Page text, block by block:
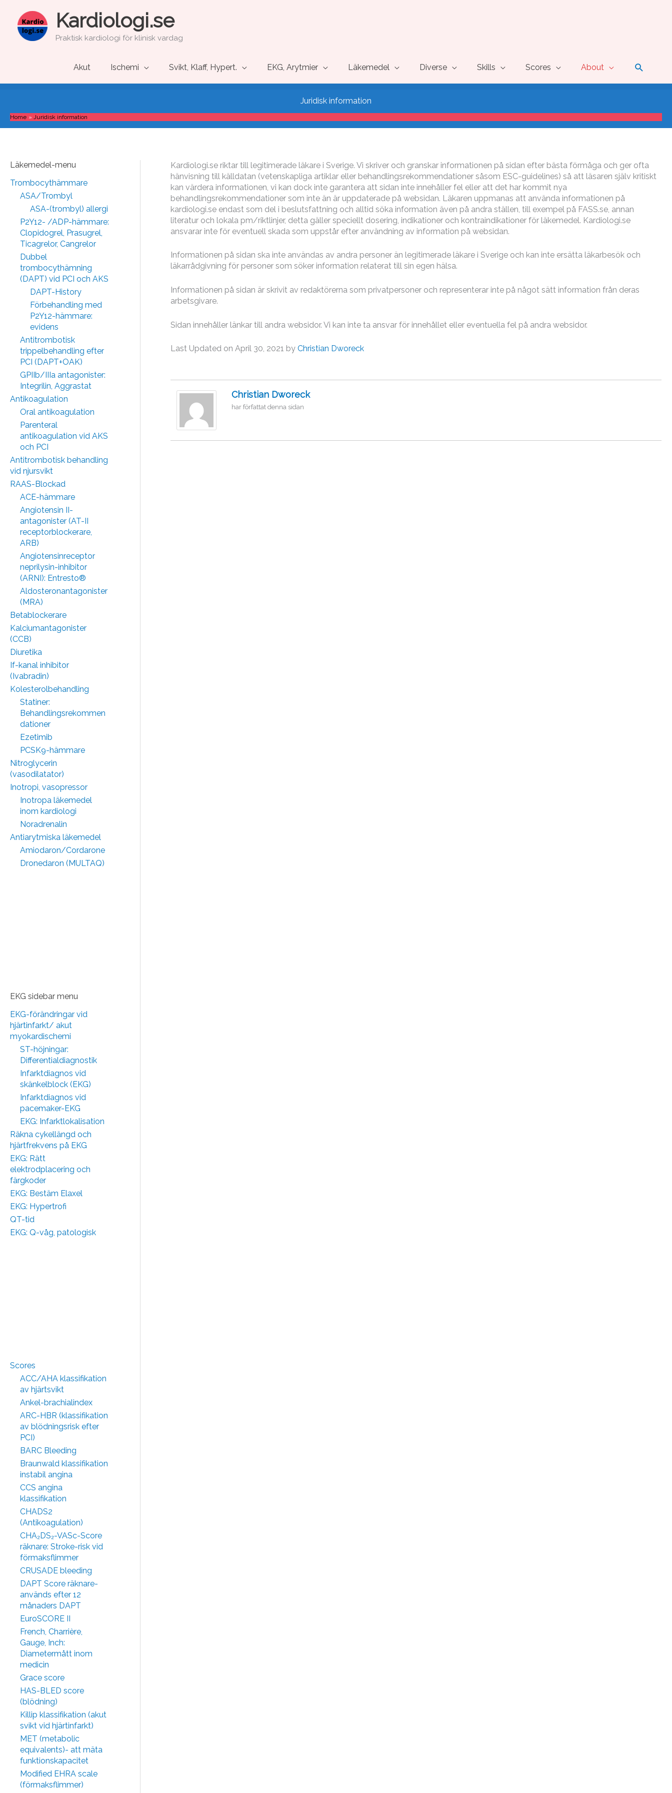
content
Kardiologi.se
Praktisk kardiologi för klinisk vardag
Akut Ischemi Svikt, Klaff, Hypert. EKG, Arytmier Läkemedel Diverse Skills Scores About Search
Juridisk information
Home Juridisk information
Läkemedel-menu
Trombocythämmare
ASA/Trombyl
ASA-(trombyl) allergi
P2Y12- /ADP-hämmare:
Clopidogrel, Prasugrel,
Ticagrelor, Cangrelor
Dubbel
trombocythämning
(DAPT) vid PCI och AKS
DAPT-History
Förbehandling med
P2Y12-hämmare:
evidens
Antitrombotisk
trippelbehandling efter
PCI (DAPT+OAK)
GPIIb/IIIa antagonister:
Integrilin, Aggrastat
Antikoagulation
Oral antikoagulation
Parenteral
antikoagulation vid AKS
och PCI
Antitrombotisk behandling
vid njursvikt
RAAS-Blockad
ACE-hämmare
Angiotensin II-
antagonister (AT-II
receptorblockerare,
ARB)
Angiotensinreceptor
neprilysin-inhibitor
(ARNI): Entresto®
Aldosteronantagonister
(MRA)
Betablockerare
Kalciumantagonister
(CCB)
Diuretika
If-kanal inhibitor
(Ivabradin)
Kolesterolbehandling
Statiner:
Behandlingsrekommen
dationer
Ezetimib
PCSK9-hämmare
Nitroglycerin
(vasodilatator)
Inotropi, vasopressor
Inotropa läkemedel
inom kardiologi
Noradrenalin
Antiarytmiska läkemedel
Amiodaron/Cordarone
Dronedaron (MULTAQ)
EKG sidebar menu
EKG-förändringar vid
hjärtinfarkt/ akut
myokardischemi
ST-höjningar:
Differentialdiagnostik
Infarktdiagnos vid
skänkelblock (EKG)
Infarktdiagnos vid
pacemaker-EKG
EKG: Infarktlokalisation
Räkna cykellängd och
hjärtfrekvens på EKG
EKG: Rätt
elektrodplacering och
färgkoder
EKG: Bestäm Elaxel
EKG: Hypertrofi
QT-tid
EKG: Q-våg, patologisk
Scores
ACC/AHA klassifikation
av hjärtsvikt
Ankel-brachialindex
ARC-HBR (klassifikation
av blödningsrisk efter
PCI)
BARC Bleeding
Braunwald klassifikation
instabil angina
CCS angina
klassifikation
CHADS2
(Antikoagulation)
CHA₂DS₂-VASc-Score
räknare: Stroke-risk vid
förmaksflimmer
CRUSADE bleeding
DAPT Score räknare-
används efter 12
månaders DAPT
EuroSCORE II
French, Charrière,
Gauge, Inch:
Diametermått inom
medicin
Grace score
HAS-BLED score
(blödning)
Killip klassifikation (akut
svikt vid hjärtinfarkt)
MET (metabolic
equivalents)- att mäta
funktionskapacitet
Modified EHRA scale
(förmaksflimmer)
Kardiologi.se riktar till legitimerade läkare i Sverige. Vi skriver och granskar informationen på sidan efter bästa förmåga och ger ofta
hänvisning till källdatan (vetenskapliga artiklar eller behandlingsrekommendationer såsom ESC-guidelines) så att läsaren själv kritiskt
kan värdera informationen, vi kan dock inte garantera att sidan inte innehåller fel eller att det har kommit nya
behandlingsrekommendationer som inte än är uppdaterade på websidan. Läkaren uppmanas att använda informationen på
kardiologi.se endast som del i beslutsfattning och alltid söka information även på andra ställen, till exempel på FASS.se, annan
literatur och lokala pm/riktlinjer, detta gäller speciellt dosering, indikationer och kontraindikationer för läkemedel. Kardiologi.se
ansvarar inte för eventuell skada som uppstår efter användning av information på websidan.
Informationen på sidan ska inte användas av andra personer än legitimerade läkare i Sverige och kan inte ersätta läkarbesök och
läkarrådgivning för personer som söker information relaterat till sin egen hälsa.
Informationen på sidan är skrivit av redaktörerna som privatpersoner och representerar inte på något sätt information från deras
arbetsgivare.
Sidan innehåller länkar till andra websidor. Vi kan inte ta ansvar för innehållet eller eventuella fel på andra websidor.
Last Updated on April 30, 2021 by Christian Dworeck
Christian Dworeck
har författat denna sidan